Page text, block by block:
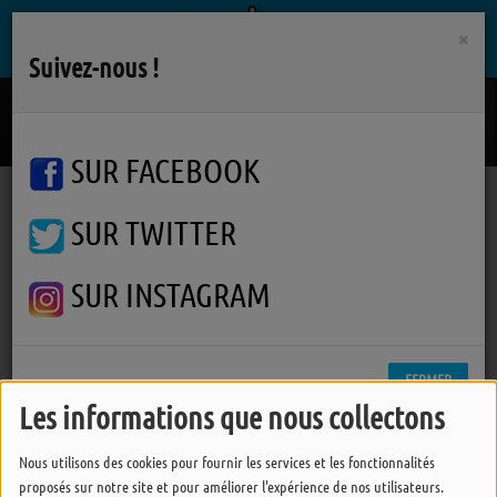
Les informations que nous collectons
Nous utilisons des cookies pour fournir les services et les fonctionnalités
proposés sur notre site et pour améliorer l'expérience de nos utilisateurs.
Podcasts J'vous Dis Pas Nantes : le festival Handiclap revient pour une 39ᵉ édition aux Machines de l’île
Nantes : le festival Handiclap
revient pour une 39ᵉ édition
aux Machines de l’île
×
Suivez-nous !
SUR FACEBOOK
SUR TWITTER
SUR INSTAGRAM
FERMER